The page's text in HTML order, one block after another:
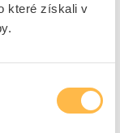
které získali v